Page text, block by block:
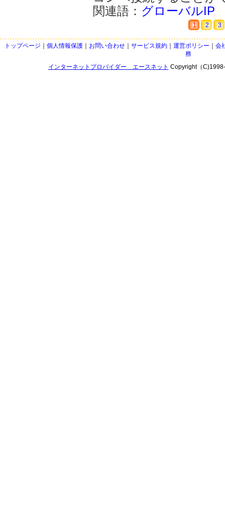
関連語： グローバルIP
1 2 3
トップページ 個人情報保護 お問い合わせ サービス規約 運営ポリシー
会
務
インターネットプロバイダー エースネット Copyright（